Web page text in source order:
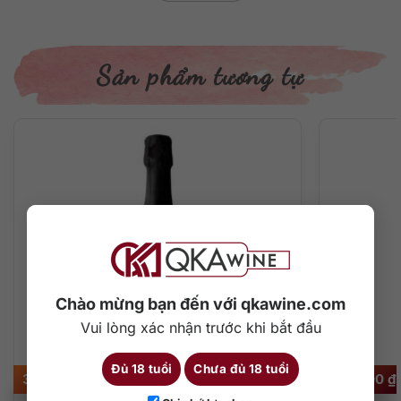
Chào mừng bạn đến với qkawine.com
Vui lòng xác nhận trước khi bắt đầu
Đủ 18 tuổi Chưa đủ 18 tuổi
Sản phẩm tương tự
370.000 750.000₫